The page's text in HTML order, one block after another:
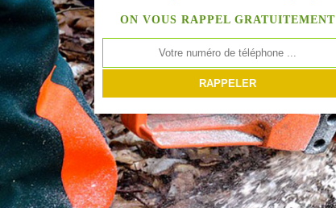
ON VOUS RAPPEL GRATUITEMENT